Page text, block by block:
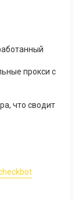
прокси с
что сводит